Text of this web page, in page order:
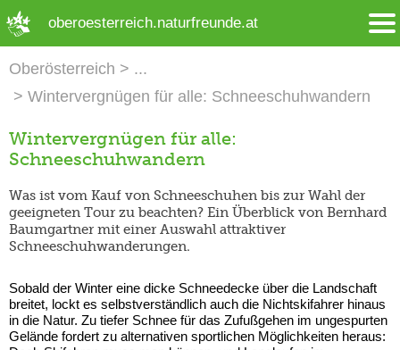
oberoesterreich.naturfreunde.at
Oberösterreich
Wintervergnügen für alle: Schneeschuhwandern
Wintervergnügen für alle:
Schneeschuhwandern
Was ist vom Kauf von Schneeschuhen bis zur Wahl der
geeigneten Tour zu beachten? Ein Überblick von Bernhard
Baumgartner mit einer Auswahl attraktiver
Schneeschuhwanderungen.
Sobald der Winter eine dicke Schneedecke über die Landschaft
breitet, lockt es selbstverständlich auch die Nichtskifahrer hinaus
in die Natur. Zu tiefer Schnee für das Zufußgehen im ungespurten
Gelände fordert zu alternativen sportlichen Möglichkeiten heraus: